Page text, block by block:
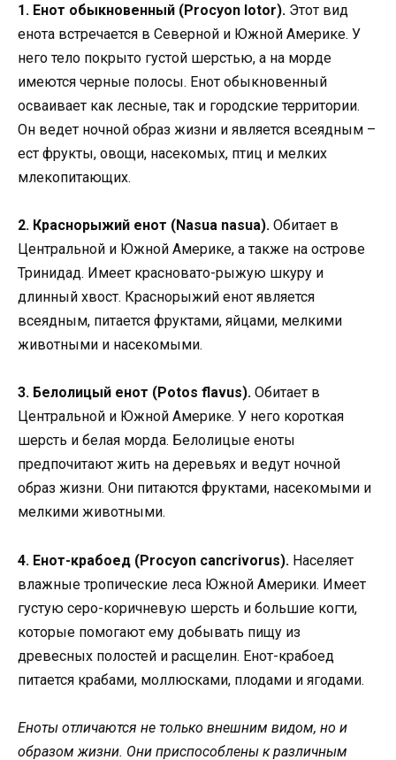
1. Енот обыкновенный (Procyon lotor). Этот вид
енота встречается в Северной и Южной Америке. У
него тело покрыто густой шерстью, а на морде
имеются черные полосы. Енот обыкновенный
осваивает как лесные, так и городские территории.
Он ведет ночной образ жизни и является всеядным –
ест фрукты, овощи, насекомых, птиц и мелких
млекопитающих.
2. Краснорыжий енот (Nasua nasua). Обитает в
Центральной и Южной Америке, а также на острове
Тринидад. Имеет красновато-рыжую шкуру и
длинный хвост. Краснорыжий енот является
всеядным, питается фруктами, яйцами, мелкими
животными и насекомыми.
3. Белолицый енот (Potos flavus). Обитает в
Центральной и Южной Америке. У него короткая
шерсть и белая морда. Белолицые еноты
предпочитают жить на деревьях и ведут ночной
образ жизни. Они питаются фруктами, насекомыми и
мелкими животными.
4. Енот-крабоед (Procyon cancrivorus). Населяет
влажные тропические леса Южной Америки. Имеет
густую серо-коричневую шерсть и большие когти,
которые помогают ему добывать пищу из
древесных полостей и расщелин. Енот-крабоед
питается крабами, моллюсками, плодами и ягодами.
Еноты отличаются не только внешним видом, но и
образом жизни. Они приспособлены к различным